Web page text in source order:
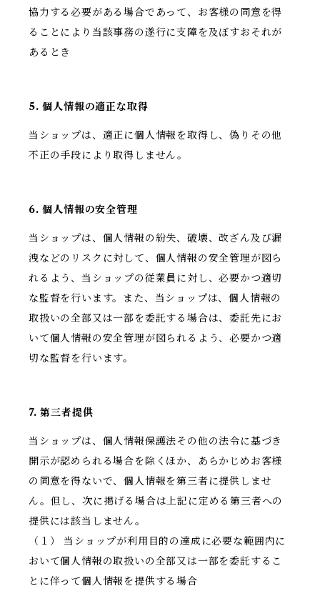
協力する必要がある場合であって、お客様の同意を得
ることにより当該事務の遂行に支障を及ぼすおそれが
あるとき
5. 個人情報の適正な取得
当ショップは、適正に個人情報を取得し、偽りその他
不正の手段により取得しません。
6. 個人情報の安全管理
当ショップは、個人情報の紛失、破壊、改ざん及び漏
洩などのリスクに対して、個人情報の安全管理が図ら
れるよう、当ショップの従業員に対し、必要かつ適切
な監督を行います。また、当ショップは、個人情報の
取扱いの全部又は一部を委託する場合は、委託先にお
いて個人情報の安全管理が図られるよう、必要かつ適
切な監督を行います。
7. 第三者提供
当ショップは、個人情報保護法その他の法令に基づき
開示が認められる場合を除くほか、あらかじめお客様
の同意を得ないで、個人情報を第三者に提供しませ
ん。但し、次に掲げる場合は上記に定める第三者への
提供には該当しません。
（１） 当ショップが利用目的の達成に必要な範囲内に
おいて個人情報の取扱いの全部又は一部を委託するこ
とに伴って個人情報を提供する場合